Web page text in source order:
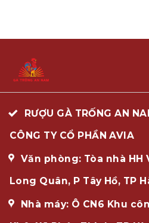
RƯỢU GÀ TRỐNG AN
CÔNG TY CỔ PHẦN AVIA
Văn phòng: Tòa nhà HH
Long Quân, P Tây Hồ, TP
Nhà máy: Ô CN6 Khu